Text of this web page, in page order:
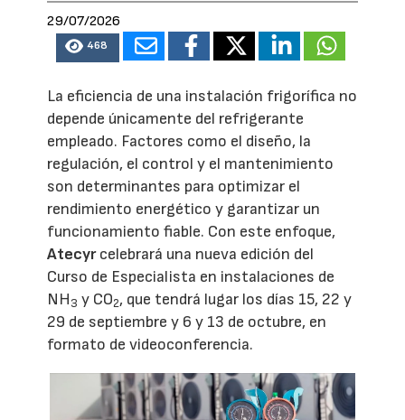
29/07/2026
468
La eficiencia de una instalación frigorífica no
depende únicamente del refrigerante
empleado. Factores como el diseño, la
regulación, el control y el mantenimiento
son determinantes para optimizar el
rendimiento energético y garantizar un
funcionamiento fiable. Con este enfoque,
Atecyrcelebrará una nueva edición del
Curso de Especialista en instalaciones de
NH3 y CO2, que tendrá lugar los días 15, 22 y
29 de septiembre y 6 y 13 de octubre, en
formato de videoconferencia.